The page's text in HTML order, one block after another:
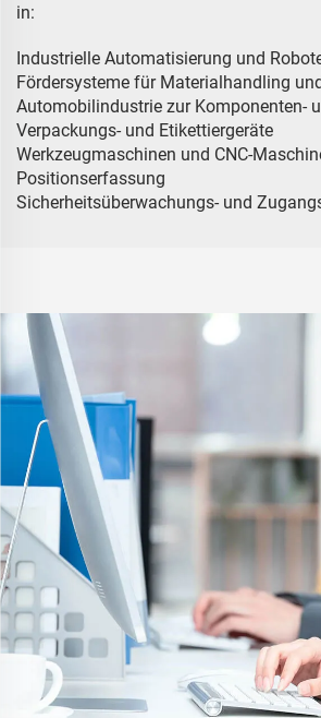
in:
Industrielle Automatisierung und
Fördersysteme für Materialhandling
Automobilindustrie zur Komponenten-
Verpackungs- und Etikettiergeräte
Werkzeugmaschinen und CNC-
Positionserfassung
Sicherheitsüberwachungs- und